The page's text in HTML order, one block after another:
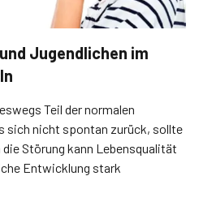
Jugendlichen im
Teil der normalen
sich nicht spontan zurück, sollte
Störung kann Lebensqualität
Entwicklung stark